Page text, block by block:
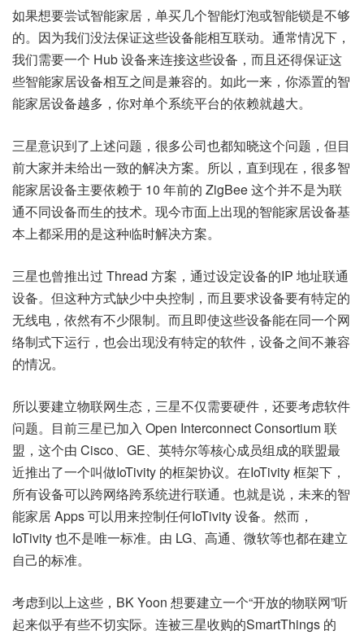
如果想要尝试智能家居，单买几个智能灯泡或智能锁是不够
的。因为我们没法保证这些设备能相互联动。通常情况下，
我们需要一个 Hub 设备来连接这些设备，而且还得保证这
些智能家居设备相互之间是兼容的。如此一来，你添置的智
能家居设备越多，你对单个系统平台的依赖就越大。
三星意识到了上述问题，很多公司也都知晓这个问题，但目
前大家并未给出一致的解决方案。所以，直到现在，很多智
能家居设备主要依赖于 10 年前的 ZigBee 这个并不是为联
通不同设备而生的技术。现今市面上出现的智能家居设备基
本上都采用的是这种临时解决方案。
三星也曾推出过 Thread 方案，通过设定设备的IP 地址联通
设备。但这种方式缺少中央控制，而且要求设备要有特定的
无线电，依然有不少限制。而且即使这些设备能在同一个网
络制式下运行，也会出现没有特定的软件，设备之间不兼容
的情况。
所以要建立物联网生态，三星不仅需要硬件，还要考虑软件
问题。目前三星已加入 Open Interconnect Consortium 联
盟，这个由 Cisco、GE、英特尔等核心成员组成的联盟最
近推出了一个叫做IoTivity 的框架协议。在IoTivity 框架下，
所有设备可以跨网络跨系统进行联通。也就是说，未来的智
能家居 Apps 可以用来控制任何IoTivity 设备。然而，
IoTivity 也不是唯一标准。由 LG、高通、微软等也都在建立
自己的标准。
考虑到以上这些，BK Yoon 想要建立一个“开放的物联网”听
起来似乎有些不切实际。连被三星收购的SmartThings 的